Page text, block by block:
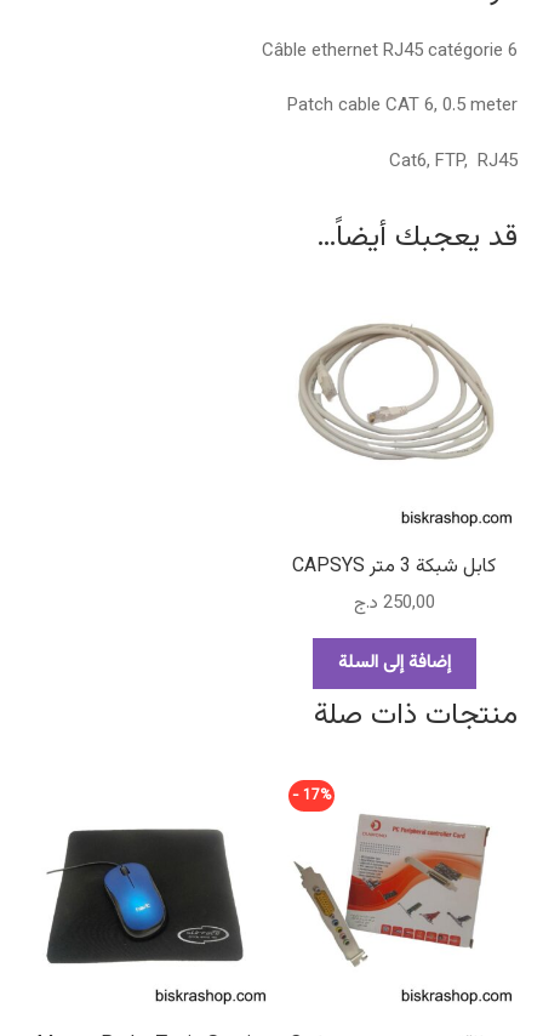
Câble ethernet RJ45 catégorie 6
Patch cable CAT 6, 0.5 meter
Cat6, FTP, RJ45
قد يعجبك أيضاً…
كابل شبكة 3 متر CAPSYS
250,00 د.ج
إضافة إلى السلة
منتجات ذات صلة
17% -